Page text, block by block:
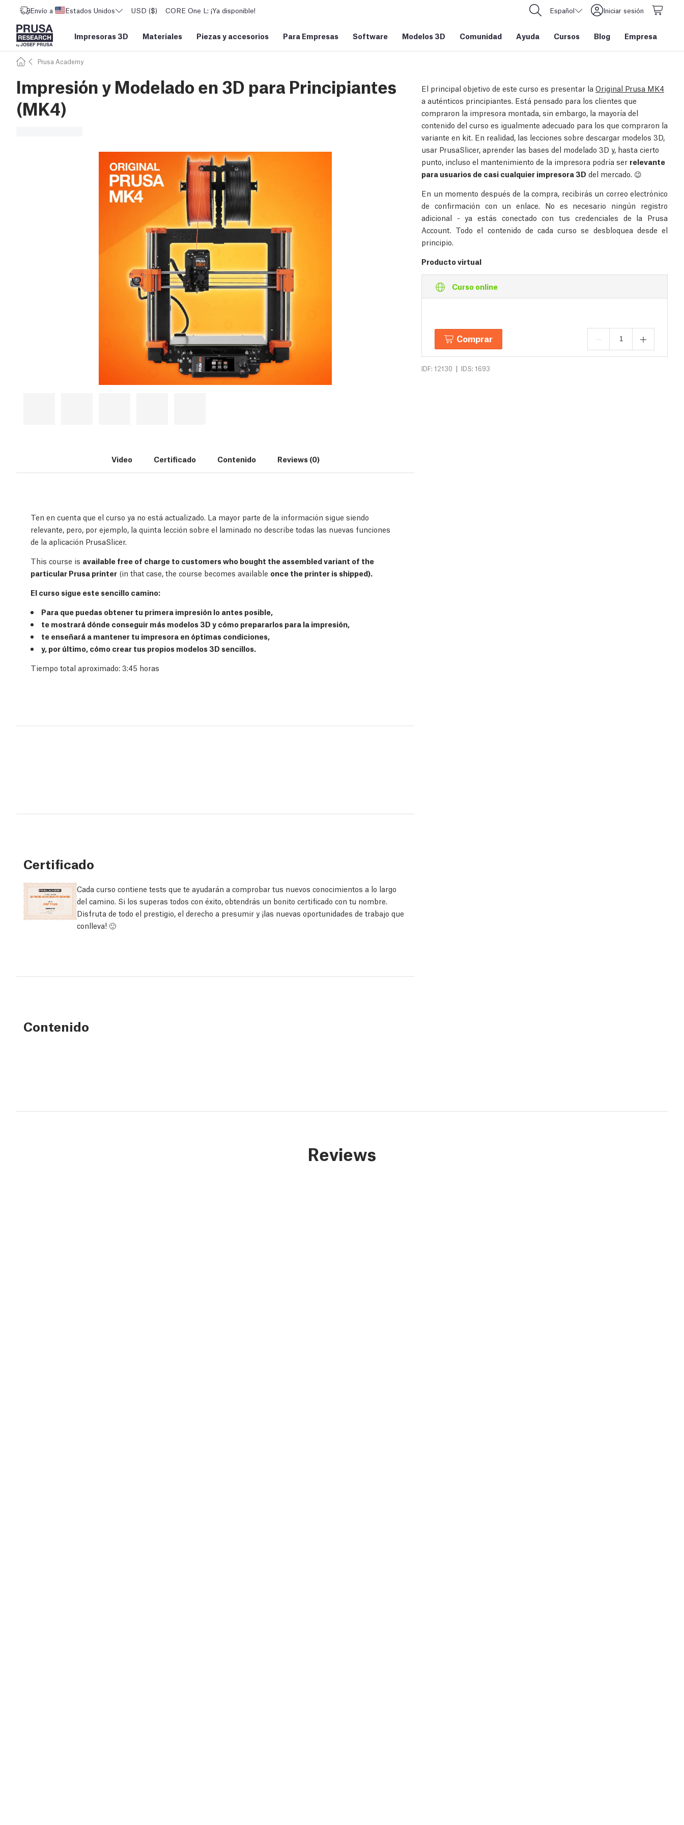
Envío a Estados Unidos USD ($) CORE One L: ¡Ya disponible! Español Iniciar sesión
Impresoras 3D Materiales Piezas y accesorios Para Empresas Software Modelos 3D Comunidad Ayuda Cursos Blog Empresa
Prusa Academy
Impresión y Modelado en 3D para Principiantes
(MK4)
El principal objetivo de este curso es presentar la Original Prusa MK4
a auténticos principiantes. Está pensado para los clientes que
compraron la impresora montada, sin embargo, la mayoría del
contenido del curso es igualmente adecuado para los que compraron la
variante en kit. En realidad, las lecciones sobre descargar modelos 3D,
usar PrusaSlicer, aprender las bases del modelado 3D y, hasta cierto
punto, incluso el mantenimiento de la impresora podría ser relevante
para usuarios de casi cualquier impresora 3D del mercado. 😉
En un momento después de la compra, recibirás un correo electrónico
de confirmación con un enlace. No es necesario ningún registro
adicional - ya estás conectado con tus credenciales de la Prusa
Account. Todo el contenido de cada curso se desbloquea desde el
principio.
Producto virtual
Curso online
Comprar
IDF: 12130 | IDS: 1693
Video Certificado Contenido Reviews (0)
Ten en cuenta que el curso ya no está actualizado. La mayor parte de la información sigue siendo
relevante, pero, por ejemplo, la quinta lección sobre el laminado no describe todas las nuevas funciones
de la aplicación PrusaSlicer.
This course is available free of charge to customers who bought the assembled variant of the
particular Prusa printer (in that case, the course becomes available once the printer is shipped).
El curso sigue este sencillo camino:
Para que puedas obtener tu primera impresión lo antes posible,
te mostrará dónde conseguir más modelos 3D y cómo prepararlos para la impresión,
te enseñará a mantener tu impresora en óptimas condiciones,
y, por último, cómo crear tus propios modelos 3D sencillos.
Tiempo total aproximado: 3:45 horas
Certificado
Cada curso contiene tests que te ayudarán a comprobar tus nuevos conocimientos a lo largo
del camino. Si los superas todos con éxito, obtendrás un bonito certificado con tu nombre.
Disfruta de todo el prestigio, el derecho a presumir y ¡las nuevas oportunidades de trabajo que
conlleva! 🙂
Contenido
Reviews